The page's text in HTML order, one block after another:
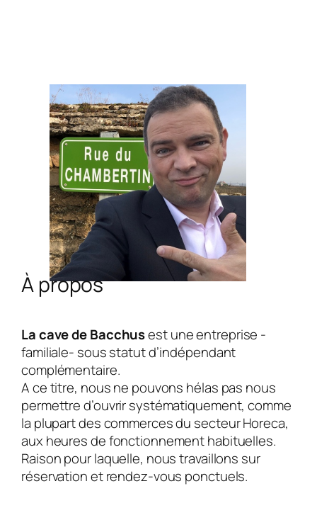
À propos
La cave de Bacchusest une entreprise -
familiale- sous statut d’indépendant
complémentaire.
A ce titre, nous ne pouvons hélas pas nous
permettre d’ouvrir systématiquement, comme
la plupart des commerces du secteur Horeca,
aux heures de fonctionnement habituelles.
Raison pour laquelle, nous travaillons sur
réservation et rendez-vous ponctuels.